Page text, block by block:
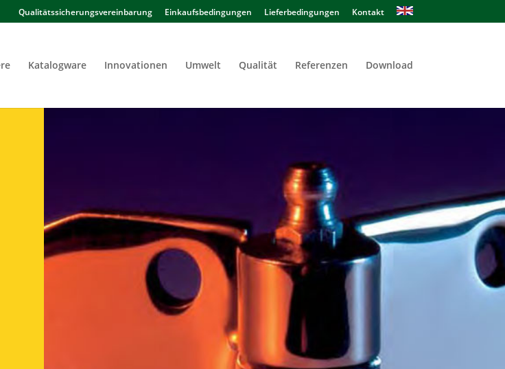
Qualitätssicherungsvereinbarung Einkaufsbedingungen Lieferbedingungen Kontakt
Katalogware Innovationen Umwelt Qualität Referenzen Download